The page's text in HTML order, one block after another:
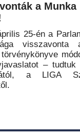
a Munka
25-én a
visszavonta
törvénykönyve
– tudtuk
a LIGA